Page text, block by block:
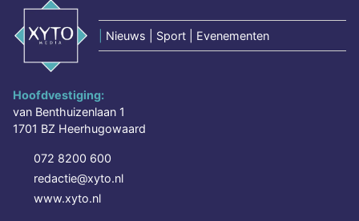
Nieuws | Sport | Evenementen
Hoofdvestiging:
van Benthuizenlaan 1
1701 BZ Heerhugowaard
072 8200 600
redactie@xyto.nl
www.xyto.nl